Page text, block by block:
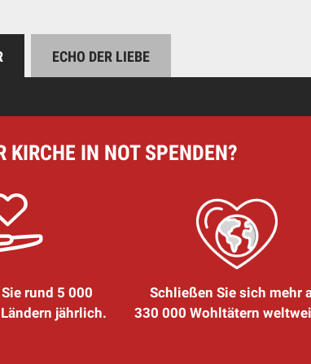
ECHO DER LIEBE
KIRCHE IN NOT SPENDEN?
rund 5 000
jährlich.
Schließen Sie sich mehr
330 000 Wohltätern